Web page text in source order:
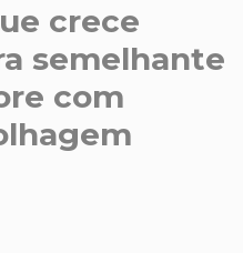
crece
semelhante
com